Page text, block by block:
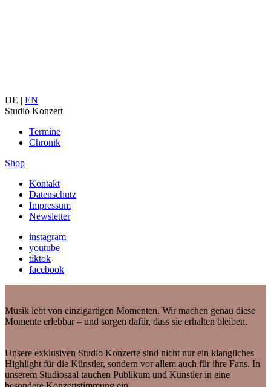
DE | EN
Studio Konzert
Termine
Chronik
Shop
Kontakt
Datenschutz
Impressum
Newsletter
instagram
youtube
tiktok
facebook
Musik lebt von einzigartigen Momenten. Wir machen genau diese
Momente erlebbar – und sorgen dafür, dass sie erhalten bleiben.
Unsere exklusiven Studio Konzerte sind nicht nur ein klangliches
Highlight für die Künstler, sondern vor allem auch für ihre Fans. In
unserem Studiosaal tauchen Publikum und Künstler in eine